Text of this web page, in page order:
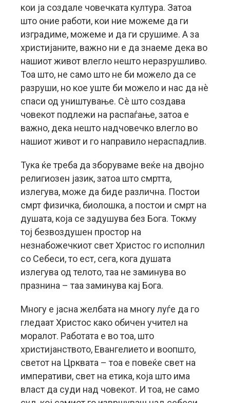
кои ја создале човечката култура. Затоа
што оние работи, кои ние можеме да ги
изградиме, можеме и да ги срушиме. А за
христијаните, важно ни е да знаеме дека во
нашиот живот влегло нешто неразрушливо.
Тоа што, не само што не би можело да се
разруши, но кое уште би можело и нас да нè
спаси од уништување. Сè што создава
човекот подлежи на распаѓање, затоа е
важно, дека нешто надчовечко влегло во
нашиот живот и го направило нераспадлив.
Тука ќе треба да зборуваме веќе на двојно
религиозен јазик, затоа што смртта,
излегува, може да биде различна. Постои
смрт физичка, биолошка, а постои и смрт на
душата, која се задушува без Бога. Токму
тој безвоздушен простор на
незнабожечкиот свет Христос го исполнил
со Себеси, то ест, сега, кога душата
излегува од телото, таа не заминува во
празнина – таа заминува кај Бога.
Многу е јасна желбата на многу луѓе да го
гледаат Христос како обичен учител на
моралот. Работата е во тоа, што
христијанството, Евангелието и воопшто,
светот на Црквата – тоа е повеќе свет на
императиви, свет на етика, која што има
власт да суди над човекот. И тоа, не само